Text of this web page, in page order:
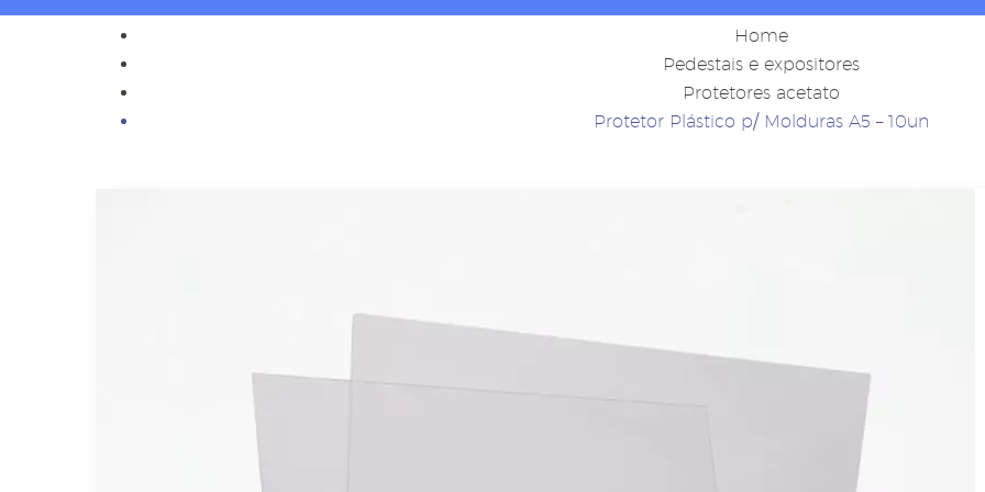
Home
Pedestais e expositores
Protetores acetato
Protetor Plástico p/ Molduras A5 – 10un